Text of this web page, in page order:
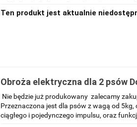
Ten produkt jest aktualnie
Obroża elektryczna dla 2 psów
Nie będzie już produkowany zalecamy
Przeznaczona jest dla psów z wagą od
ciągłego i pojedynczego impulsu, oraz